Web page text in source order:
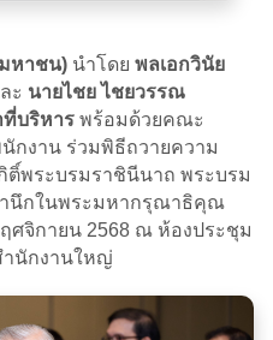
หาชน) นำโดย พลเอกวินัย
ะ นายไชย ไชยวรรณ
ที่บริหาร พร้อมด้วยคณะ
กงาน ร่วมพิธีถวายความ
ติ์พระบรมราชินีนาถ พระบรม
นึกในพระมหากรุณาธิคุณ
ศจิกายน 2568 ณ ห้องประชุม
ำนักงานใหญ่